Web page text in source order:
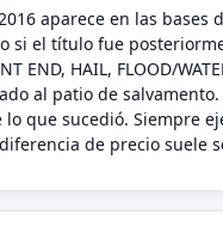
aparece en las
si el título fue
END, HAIL, FLOOD/
al patio de
que sucedió. Siempre
de precio suele